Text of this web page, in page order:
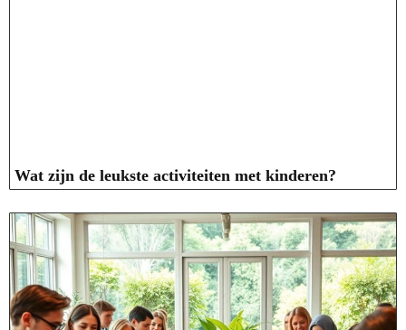
Wat zijn de leukste activiteiten met kinderen?